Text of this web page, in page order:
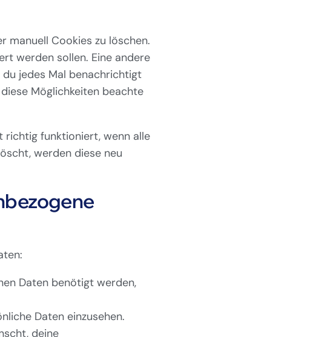
manuell Cookies zu löschen.
werden sollen. Eine andere
jedes Mal benachrichtigt
Möglichkeiten beachte
richtig funktioniert, wenn alle
werden diese neu
Daten benötigt werden,
Daten einzusehen.
deine